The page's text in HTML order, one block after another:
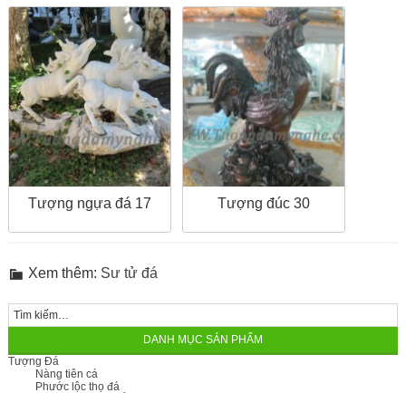
Tượng ngựa đá 17 Tượng đúc 30
Xem thêm: Sư tử đá
DANH MỤC SẢN PHẨM
Tượng Đá
Nàng tiên cá
Phước lộc thọ đá